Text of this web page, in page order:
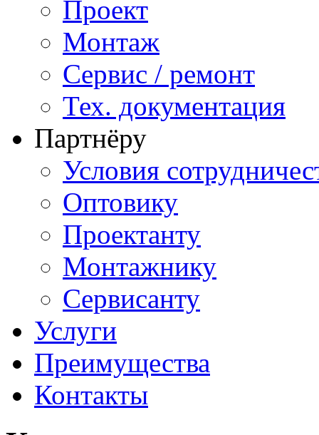
Проект
Монтаж
Сервис / ремонт
Тех. документация
Партнёру
Условия
Оптовику
Проектанту
Монтажнику
Сервисанту
Услуги
Преимущества
Контакты